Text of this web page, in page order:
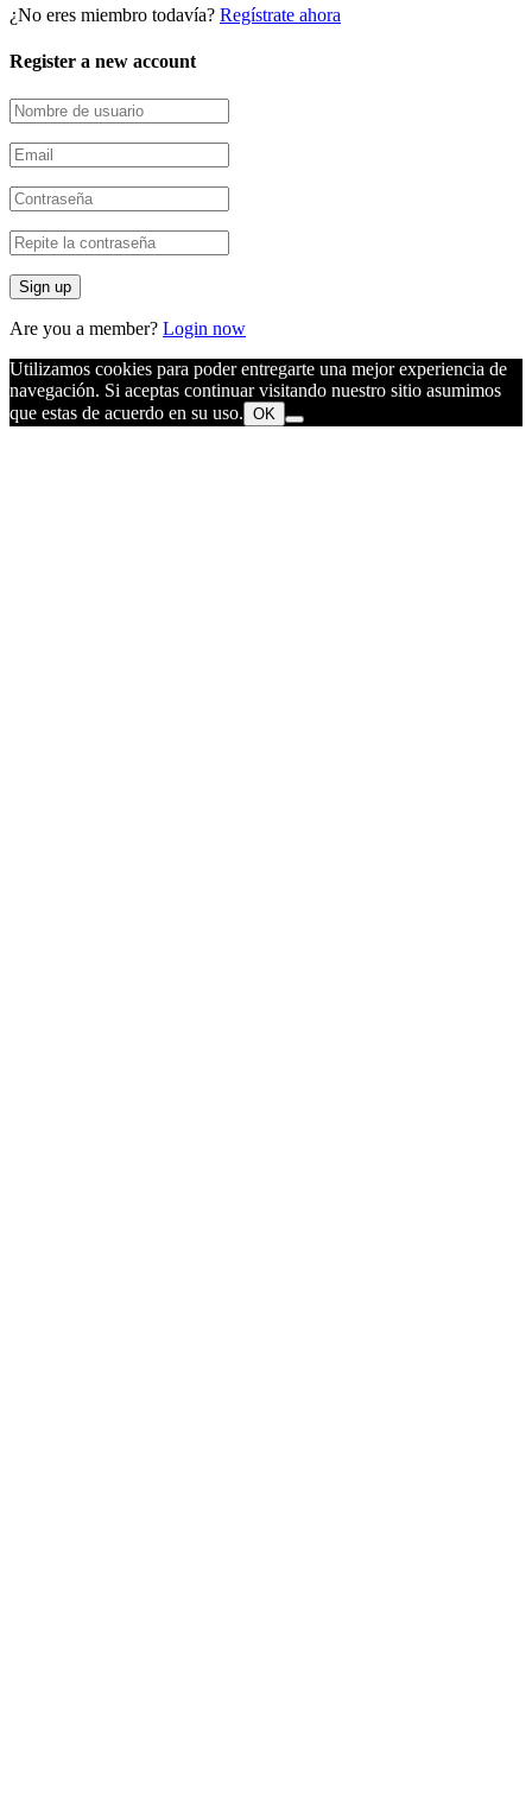
¿No eres miembro todavía? Regístrate ahora
Register a new account
Are you a member? Login now
Utilizamos cookies para poder entregarte una mejor experiencia de
navegación. Si aceptas continuar visitando nuestro sitio asumimos
que estas de acuerdo en su uso. OK